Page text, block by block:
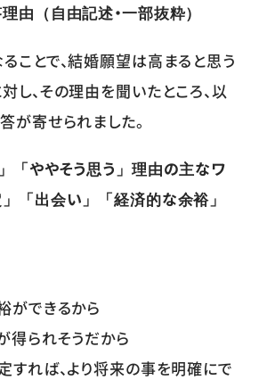
由（自由記述・一部抜粋）
ことで、結婚願望は高まると思う
し、その理由を聞いたところ、以
が寄せられました。
「ややそう思う」理由の主なワ
「出会い」「経済的な余裕」
ができるから
得られそうだから
すれば、より将来の事を明確にで